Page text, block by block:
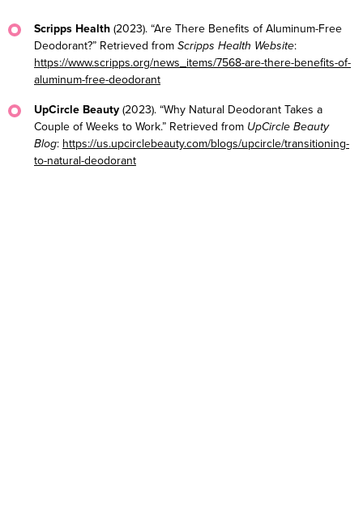
Scripps Health (2023). “Are There Benefits of Aluminum-Free
Deodorant?” Retrieved from Scripps Health Website:
https://www.scripps.org/news_items/7568-are-there-benefits-of-
aluminum-free-deodorant
UpCircle Beauty (2023). “Why Natural Deodorant Takes a
Couple of Weeks to Work.” Retrieved from UpCircle Beauty
Blog: https://us.upcirclebeauty.com/blogs/upcircle/transitioning-
to-natural-deodorant